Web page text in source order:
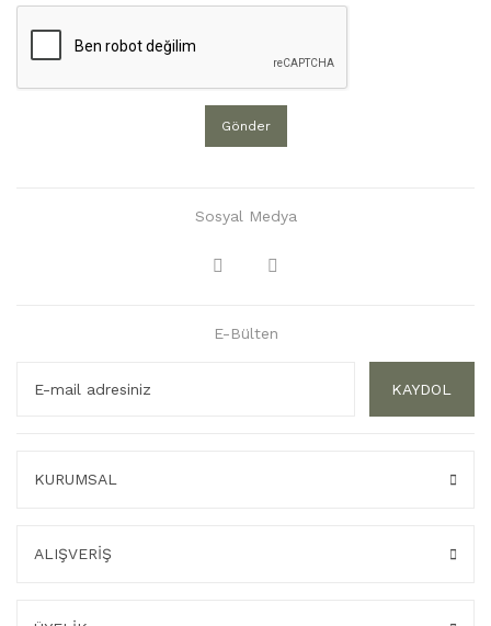
Gönder
Sosyal Medya
E-Bülten
KAYDOL
KURUMSAL
ALIŞVERİŞ